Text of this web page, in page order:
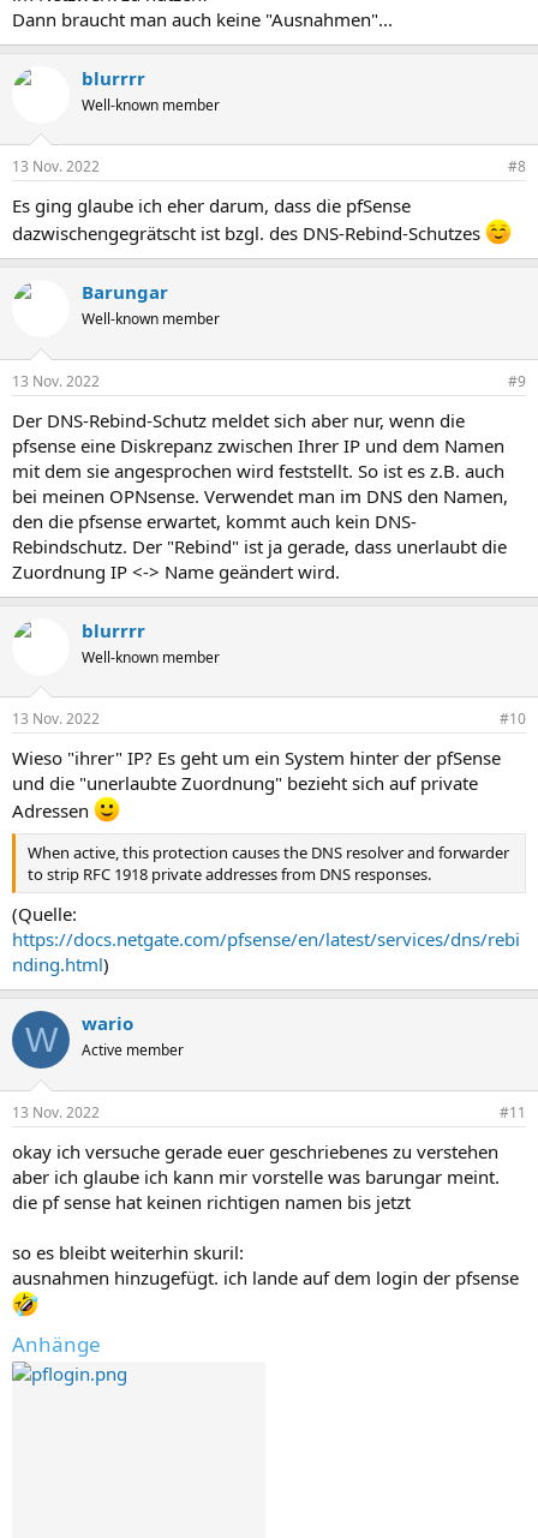
Dann braucht man auch keine "Ausnahmen"...
blurrrr
Well-known member
13 Nov. 2022 #8
Es ging glaube ich eher darum, dass die pfSense
dazwischengegrätscht ist bzgl. des DNS-Rebind-Schutzes
Barungar
Well-known member
13 Nov. 2022 #9
Der DNS-Rebind-Schutz meldet sich aber nur, wenn die
pfsense eine Diskrepanz zwischen Ihrer IP und dem Namen
mit dem sie angesprochen wird feststellt. So ist es z.B. auch
bei meinen OPNsense. Verwendet man im DNS den Namen,
den die pfsense erwartet, kommt auch kein DNS-
Rebindschutz. Der "Rebind" ist ja gerade, dass unerlaubt die
Zuordnung IP <-> Name geändert wird.
blurrrr
Well-known member
13 Nov. 2022 #10
Wieso "ihrer" IP? Es geht um ein System hinter der pfSense
und die "unerlaubte Zuordnung" bezieht sich auf private
Adressen
When active, this protection causes the DNS resolver and forwarder
to strip RFC 1918 private addresses from DNS responses.
(Quelle:
https://docs.netgate.com/pfsense/en/latest/services/dns/rebi
nding.html)
W wario
Active member
13 Nov. 2022 #11
okay ich versuche gerade euer geschriebenes zu verstehen
aber ich glaube ich kann mir vorstelle was barungar meint.
die pf sense hat keinen richtigen namen bis jetzt
so es bleibt weiterhin skuril:
ausnahmen hinzugefügt. ich lande auf dem login der pfsense
Anhänge